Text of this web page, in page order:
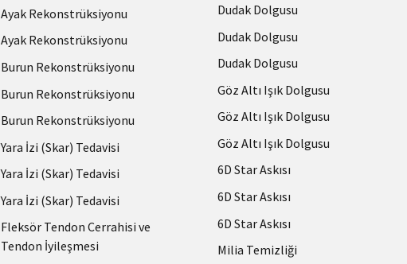
Ayak Rekonstrüksiyonu
Ayak Rekonstrüksiyonu
Burun Rekonstrüksiyonu
Burun Rekonstrüksiyonu
Burun Rekonstrüksiyonu
Yara İzi (Skar) Tedavisi
Yara İzi (Skar) Tedavisi
Yara İzi (Skar) Tedavisi
Fleksör Tendon Cerrahisi ve
Tendon İyileşmesi
Dudak Dolgusu
Dudak Dolgusu
Dudak Dolgusu
Göz Altı Işık Dolgusu
Göz Altı Işık Dolgusu
Göz Altı Işık Dolgusu
6D Star Askısı
6D Star Askısı
6D Star Askısı
Milia Temizliği